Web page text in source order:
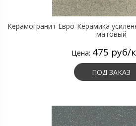
Керамогранит Евро-Керамика
матовый
Цена: 475 руб/
ПОД ЗАКАЗ